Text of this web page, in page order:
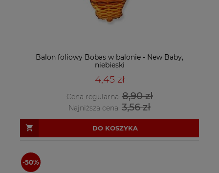
Balon foliowy Bobas w balonie - New Baby,
niebieski
4,45 zł
Cena regularna:8,90 zł
Najniższa cena: 3,56 zł
DO KOSZYKA